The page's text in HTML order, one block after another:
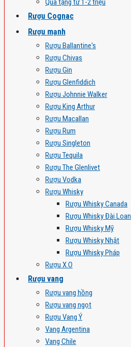
Quà tặng từ 1-2 triệu
Rượu Cognac
Rượu mạnh
Rượu Ballantine's
Rượu Chivas
Rượu Gin
Rượu Glenfiddich
Rượu Johnnie Walker
Rượu King Arthur
Rượu Macallan
Rượu Rum
Rượu Singleton
Rượu Tequila
Rượu The Glenlivet
Rượu Vodka
Rượu Whisky
Rượu Whisky Canada
Rượu Whisky Đài Loan
Rượu Whisky Mỹ
Rượu Whisky Nhật
Rượu Whisky Pháp
Rượu X.O
Rượu vang
Rượu vang hồng
Rượu vang ngọt
Rượu Vang Ý
Vang Argentina
Vang Chile